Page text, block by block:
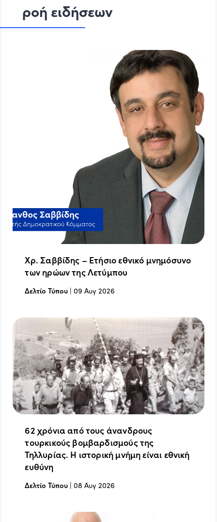
ροή ειδήσεων
Χρ. Σαββίδης – Ετήσιο εθνικό μνημόσυνο
των ηρώων της Λετύμπου
Δελτίο Τύπου |09 Αυγ 2026
62 χρόνια από τους άνανδρους
τουρκικούς βομβαρδισμούς της
Τηλλυρίας. Η ιστορική μνήμη είναι εθνική
ευθύνη
Δελτίο Τύπου |08 Αυγ 2026